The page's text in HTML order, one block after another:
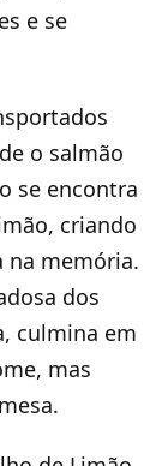
e se
o salmão
se encontra
criando
na memória.
dos
culmina em
mas